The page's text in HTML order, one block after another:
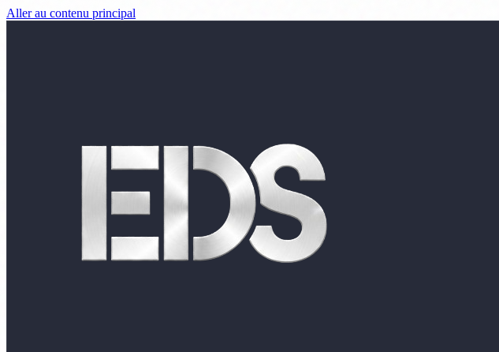
Aller au contenu principal